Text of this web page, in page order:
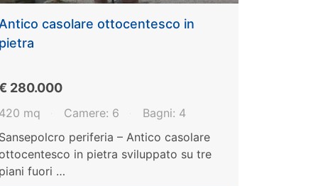
casolare ottocentesco in
280.000
mq Camere: 6
Bagni: 4
periferia – Antico casolare
in pietra sviluppato su tre
fuori …